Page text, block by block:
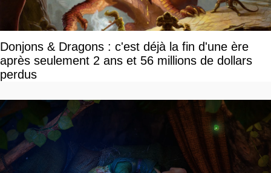
Donjons & Dragons : c'est déjà la fin d'une ère
après seulement 2 ans et 56 millions de dollars
perdus